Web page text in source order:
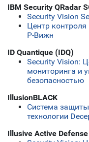
IBM Security QRadar
Security Vision
Центр
Р-Вижн
ID Quantique (IDQ)
Security Vision:
мониторинга и
безопасностью
IllusionBLACK
Система
технологии
Illusive Active